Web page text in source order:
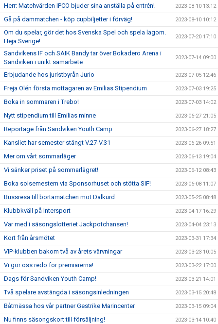
Herr: Matchvärden IPCO bjuder sina anställa på entrén! 2023-08-10 13:12
Gå på dammatchen - köp cupbiljetter i förväg! 2023-08-10 10:12
Om du spelar, gör det hos Svenska Spel och spela lagom.
Heja Sverige!
2023-07-20 17:10
Sandvikens IF och SAIK Bandy tar över Bokadero Arena i
Sandviken i unikt samarbete
2023-07-14 09:00
Erbjudande hos juristbyrån Jurio 2023-07-05 12:46
Freja Olén första mottagaren av Emilias Stipendium 2023-07-03 19:25
Boka in sommaren i Trebo! 2023-07-03 14:02
Nytt stipendium till Emilias minne 2023-06-27 21:05
Reportage från Sandviken Youth Camp 2023-06-27 18:27
Kansliet har semester stängt V.27-V.31 2023-06-26 09:51
Mer om vårt sommarläger 2023-06-13 19:04
Vi sänker priset på sommarlägret! 2023-06-12 08:43
Boka solsemestern via Sponsorhuset och stötta SIF! 2023-06-08 11:07
Bussresa till bortamatchen mot Dalkurd 2023-05-25 08:48
Klubbkväll på Intersport 2023-04-17 16:29
Var med i säsongslotteriet Jackpotchansen! 2023-04-04 23:13
Kort från årsmötet 2023-03-31 17:34
VIP-klubben bakom två av årets värvningar 2023-03-23 10:05
Vi gör oss redo för premiärerna! 2023-03-22 17:00
Dags för Sandviken Youth Camp! 2023-03-21 14:01
Två spelare avstängda i säsongsinledningen 2023-03-15 20:48
Båtmässa hos vår partner Gestrike Marincenter 2023-03-15 09:04
Nu finns säsongskort till försäljning! 2023-03-14 10:40